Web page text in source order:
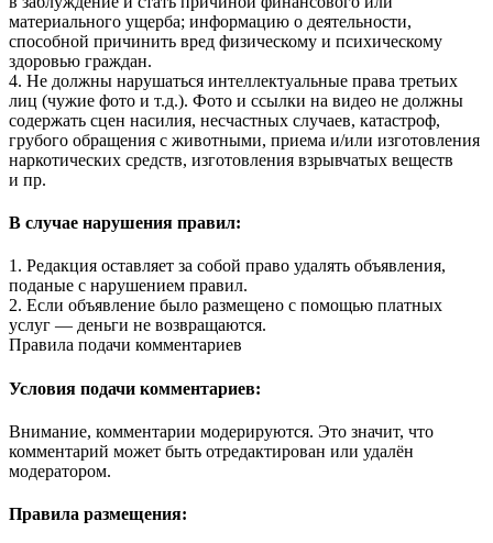
материального ущерба; информацию о деятельности,
способной причинить вред физическому и психическому
здоровью граждан.
4. Не должны нарушаться интеллектуальные права третьих
лиц (чужие фото и т.д.). Фото и ссылки на видео не должны
содержать сцен насилия, несчастных случаев, катастроф,
грубого обращения с животными, приема и/или изготовления
наркотических средств, изготовления взрывчатых веществ
и пр.
В случае нарушения правил:
1. Редакция оставляет за собой право удалять объявления,
поданые с нарушением правил.
2. Если объявление было размещено с помощью платных
услуг — деньги не возвращаются.
Правила подачи комментариев
Условия подачи комментариев:
Внимание, комментарии модерируются. Это значит, что
комментарий может быть отредактирован или удалён
модератором.
Правила размещения: